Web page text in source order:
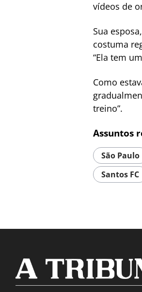
vídeos de
Sua
costuma
“Ela tem
Como
treino”.
Assuntos
São Paulo
Santos FC